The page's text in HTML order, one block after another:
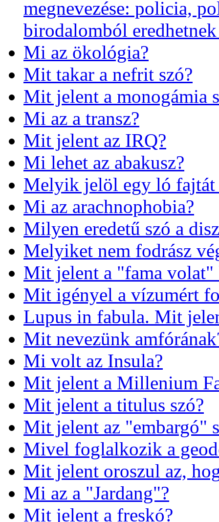
megnevezése: policia,
birodalomból eredhetnek
Mi az ökológia?
Mit takar a nefrit szó?
Mit jelent a monogámia
Mi az a transz?
Mit jelent az IRQ?
Mi lehet az abakusz?
Melyik jelöl egy ló fajtát
Mi az arachnophobia?
Milyen eredetű szó a
Melyiket nem fodrász
Mit jelent a "fama volat"
Mit igényel a vízumért
Lupus in fabula. Mit
Mit nevezünk
Mi volt az Insula?
Mit jelent a Millenium
Mit jelent a titulus szó?
Mit jelent az "embargó"
Mivel foglalkozik a
Mit jelent oroszul az,
Mi az a "Jardang"?
Mit jelent a freskó?